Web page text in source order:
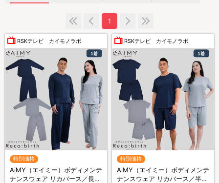
1
RSKテレビ カイモノラボ
特別価格
AiMY（エイミー）ボディメンテ
ナンスウェア リカバース／長袖
RSKテレビ カイモノラボ
特別価格
AiMY（エイミー）ボディメンテ
ナンスウェア リカバース／半袖